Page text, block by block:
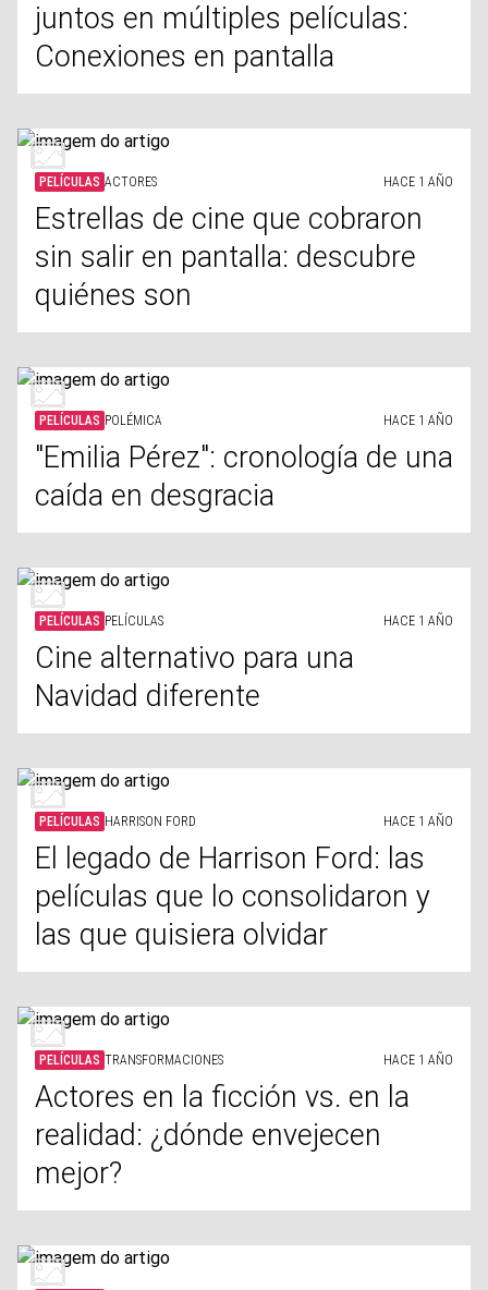
juntos en múltiples películas:
Conexiones en pantalla
PELÍCULAS ACTORES HACE 1 AÑO
Estrellas de cine que cobraron
sin salir en pantalla: descubre
quiénes son
PELÍCULAS POLÉMICA HACE 1 AÑO
"Emilia Pérez": cronología de una
caída en desgracia
PELÍCULAS PELÍCULAS HACE 1 AÑO
Cine alternativo para una
Navidad diferente
PELÍCULAS HARRISON FORD HACE 1 AÑO
El legado de Harrison Ford: las
películas que lo consolidaron y
las que quisiera olvidar
PELÍCULAS TRANSFORMACIONES HACE 1 AÑO
Actores en la ficción vs. en la
realidad: ¿dónde envejecen
mejor?